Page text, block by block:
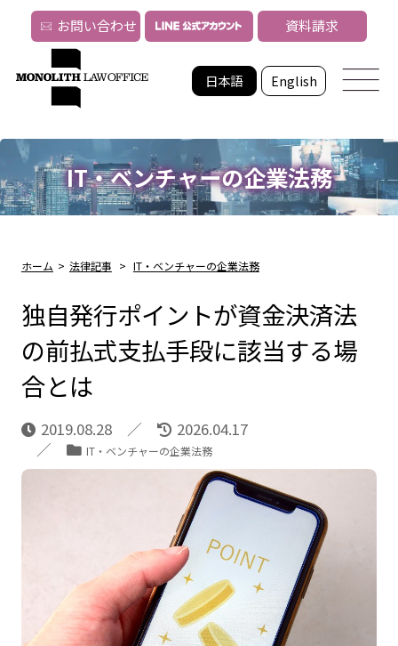
日本語 English
お問い合わせ 資料請求
IT・ベンチャーの企業法務
ホーム > 法律記事 > IT・ベンチャーの企業法務
独自発行ポイントが資金決済法
の前払式支払手段に該当する場
合とは
2019.08.28 2026.04.17
IT・ベンチャーの企業法務